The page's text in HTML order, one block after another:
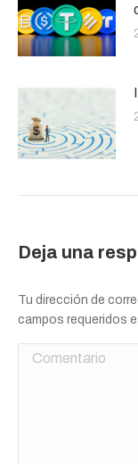
Deja una
Tu dirección de
campos requeridos
Comentario